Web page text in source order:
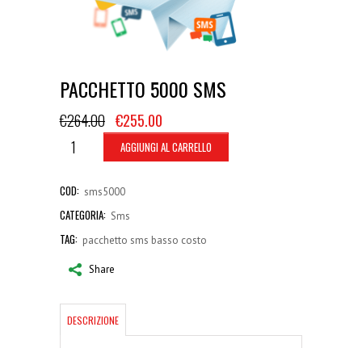
PACCHETTO 5000 SMS
€264.00 €255.00
AGGIUNGI AL CARRELLO
COD: sms5000
CATEGORIA: Sms
TAG: pacchetto sms basso costo
Share
DESCRIZIONE